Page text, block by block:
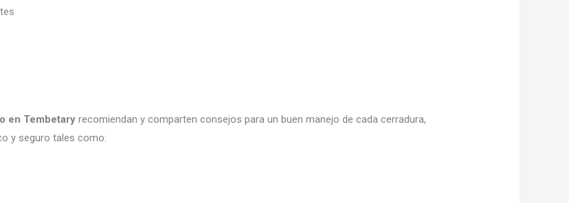
en Tembetary recomiendan y comparten consejos para un buen manejo de cada cerradura,
y seguro tales como: